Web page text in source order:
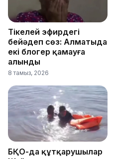
Тікелей эфирдегі
бейәдеп сөз: Алматыда
екі блогер қамауға
алынды
8 тамыз, 2026
БҚО-да құтқарушылар